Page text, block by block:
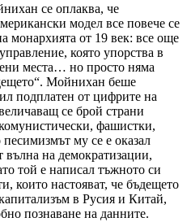
се оплаква, че
модел все повече се
монархията от 19 век: все още
която упорства в
места… но просто няма
Мойнихан беше
подплатен от цифрите на
се брой страни
фашистки,
му се е оказал
вълна на демократизации,
той е написал тъжното си
които настояват, че бъдещето
в Русия и Китай,
познаване на данните.